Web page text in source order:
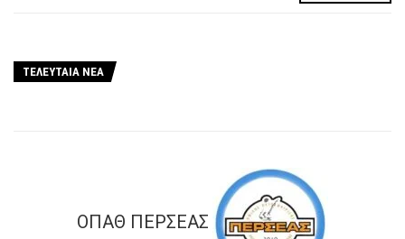
ΤΕΛΕΥΤΑΙΑ ΝΕΑ
ΟΠΑΘ ΠΕΡΣΕΑΣ